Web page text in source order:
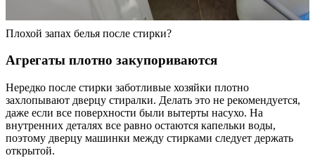
Плохой запах белья после стирки?
Агрегаты плотно закупориваются
Нередко после стирки заботливые хозяйки плотно
захлопывают дверцу стиралки. Делать это не рекомендуется,
даже если все поверхности были вытерты насухо. На
внутренних деталях все равно остаются капельки воды,
поэтому дверцу машинки между стирками следует держать
открытой.